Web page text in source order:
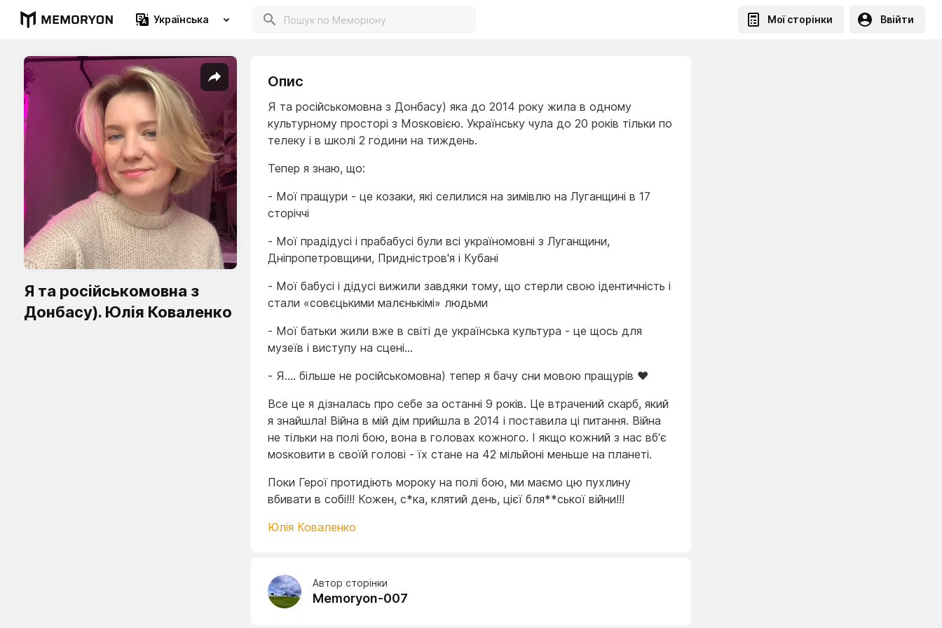
Українська Мої сторінки Ввійти
Я та російськомовна з
Донбасу). Юлія Коваленко
Опис
Я та російськомовна з Донбасу) яка до 2014 року жила в одному
культурному просторі з Моsковією. Українську чула до 20 років тільки по
телеку і в школі 2 години на тиждень.
Тепер я знаю, що:
- Мої пращури - це козаки, які селилися на зимівлю на Луганщині в 17
сторіччі
- Мої прадідусі і прабабусі були всі україномовні з Луганщини,
Дніпропетровщини, Придністров'я і Кубані
- Мої бабусі і дідусі вижили завдяки тому, що стерли свою ідентичність і
стали «совєцькими малєнькімі» людьми
- Мої батьки жили вже в світі де українська культура - це щось для
музеїв і виступу на сцені…
- Я…. більше не російськомовна) тепер я бачу сни мовою пращурів ❤️
Все це я дізналась про себе за останні 9 років. Це втрачений скарб, який
я знайшла! Війна в мій дім прийшла в 2014 і поставила ці питання. Війна
не тільки на полі бою, вона в головах кожного. І якщо кожний з нас вб‘є
моsковити в своїй голові - їх стане на 42 мільйоні меньше на планеті.
Поки Герої протидіють мороку на полі бою, ми маємо цю пухлину
вбивати в собі!!! Кожен, с*ка, клятий день, цієї бля**ської війни!!!
Юлія Коваленко
Автор сторінки
Memoryon-007